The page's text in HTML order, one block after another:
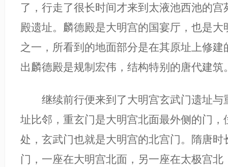
了，行走了很长时间才来到太液池西池的宫
殿遗址。麟德殿是大明宫的国宴厅，也是大
之一，所看到的地面部分是在其原址上修建
出麟德殿是规制宏伟，结构特别的唐代建筑
继续前行便来到了大明宫玄武门遗址与
址比邻，重玄门是大明宫北面最外侧的门，
处，玄武门也就是大明宫的北宫门。隋唐时
门，一座在大明宫北面，另一座在太极宫北